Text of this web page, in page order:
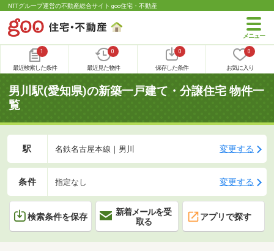
NTTグループ運営の不動産総合サイト goo住宅・不動産
1
最近検索した条件
0
最近見た物件
0
保存した条件
0
お気に入り
男川駅(愛知県)の新築一戸建て・分譲住宅 物件一
覧
駅 名鉄名古屋本線｜男川 変更する
条件 指定なし 変更する
検索条件を保存
新着メールを受
取る
アプリで探す